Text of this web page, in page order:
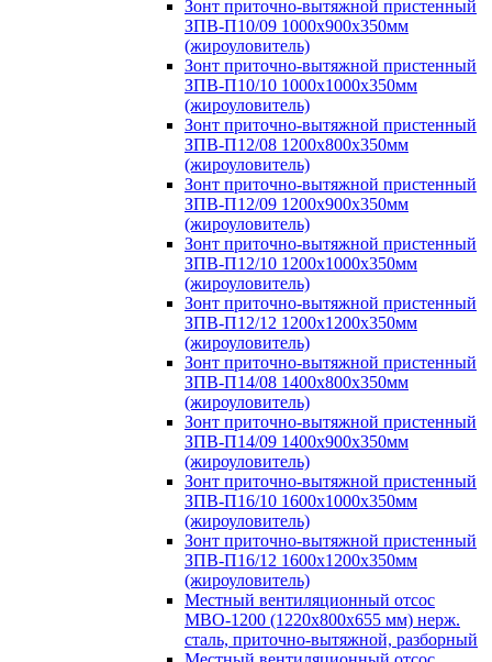
Зонт приточно-вытяжной пристенный
ЗПВ-П10/09 1000х900х350мм
(жироуловитель)
Зонт приточно-вытяжной пристенный
ЗПВ-П10/10 1000х1000х350мм
(жироуловитель)
Зонт приточно-вытяжной пристенный
ЗПВ-П12/08 1200х800х350мм
(жироуловитель)
Зонт приточно-вытяжной пристенный
ЗПВ-П12/09 1200х900х350мм
(жироуловитель)
Зонт приточно-вытяжной пристенный
ЗПВ-П12/10 1200х1000х350мм
(жироуловитель)
Зонт приточно-вытяжной пристенный
ЗПВ-П12/12 1200х1200х350мм
(жироуловитель)
Зонт приточно-вытяжной пристенный
ЗПВ-П14/08 1400х800х350мм
(жироуловитель)
Зонт приточно-вытяжной пристенный
ЗПВ-П14/09 1400х900х350мм
(жироуловитель)
Зонт приточно-вытяжной пристенный
ЗПВ-П16/10 1600х1000х350мм
(жироуловитель)
Зонт приточно-вытяжной пристенный
ЗПВ-П16/12 1600х1200х350мм
(жироуловитель)
Местный вентиляционный отсос
МВО-1200 (1220х800х655 мм) нерж.
сталь, приточно-вытяжной, разборный